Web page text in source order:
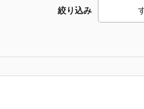
絞り込み